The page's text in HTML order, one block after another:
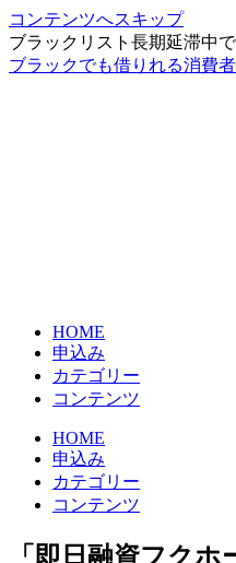
コンテンツへスキップ
ブラックリスト長期延滞中
ブラックでも借りれる消費
HOME
申込み
カテゴリー
コンテンツ
HOME
申込み
カテゴリー
コンテンツ
「即日融資フク